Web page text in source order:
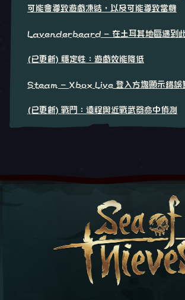
可能會導致遊戲凍結，以及可能導致當機
Lavenderbeard - 在土耳其地區遇到此
(已更新) 穩定性：遊戲效能降低
Steam - Xbox Live 登入方塊顯示錯誤
(已更新) 戰鬥：遠程與近戰武器命中偵測